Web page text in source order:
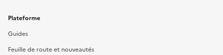
Plateforme
Guides
Feuille de route et nouveautés